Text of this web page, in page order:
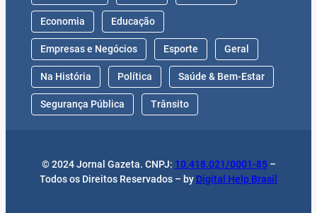
Economia Educação
Empresas e Negócios Esporte Geral
Na História Política Saúde & Bem-Estar
Segurança Pública Trânsito
© 2024 Jornal Gazeta. CNPJ: 10.418.021/0001-85–
Todos os Direitos Reservados – by Digital Help Brasil